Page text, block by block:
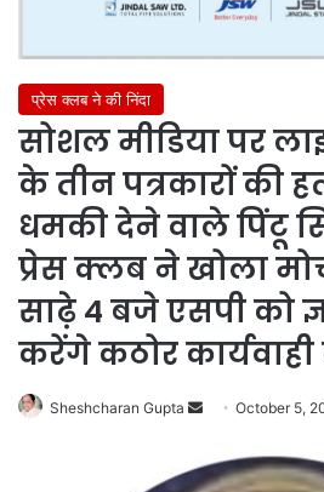
प्रेस क्लब ने की निंदा
सोशल मीडिया पर
के तीन पत्रकारों की
धमकी देने वाले पिंटू
प्रेस क्लब ने खोला
साढ़े 4 बजे एसपी को
करेंगे कठोर
Sheshcharan Gupta
Send
email
October 5,